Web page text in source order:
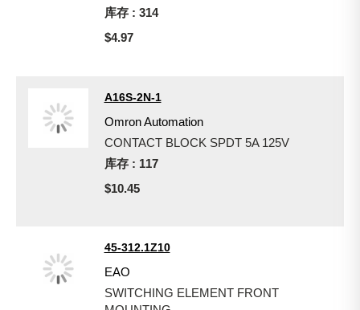
库存 : 314
$4.97
A16S-2N-1
Omron Automation
CONTACT BLOCK SPDT 5A 125V
库存 : 117
$10.45
45-312.1Z10
EAO
SWITCHING ELEMENT FRONT